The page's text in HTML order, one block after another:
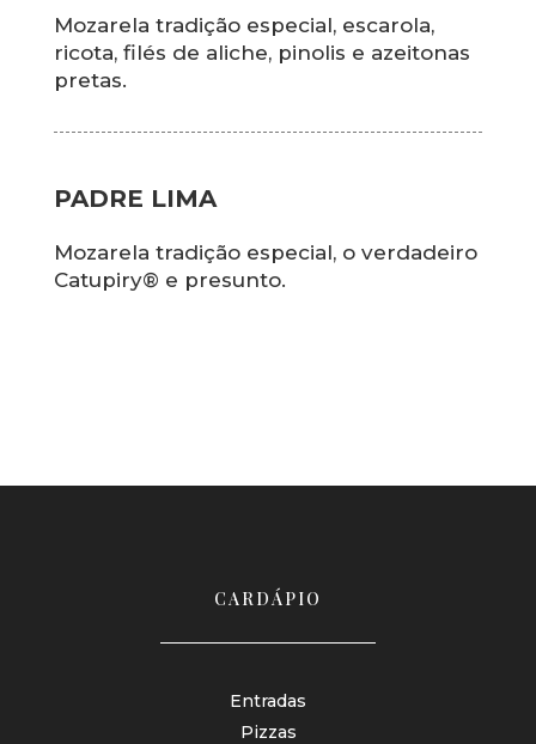
Mozarela tradição especial, escarola,
ricota, filés de aliche, pinolis e azeitonas
pretas.
PADRE LIMA
Mozarela tradição especial, o verdadeiro
Catupiry® e presunto.
CARDÁPIO
Entradas
Pizzas